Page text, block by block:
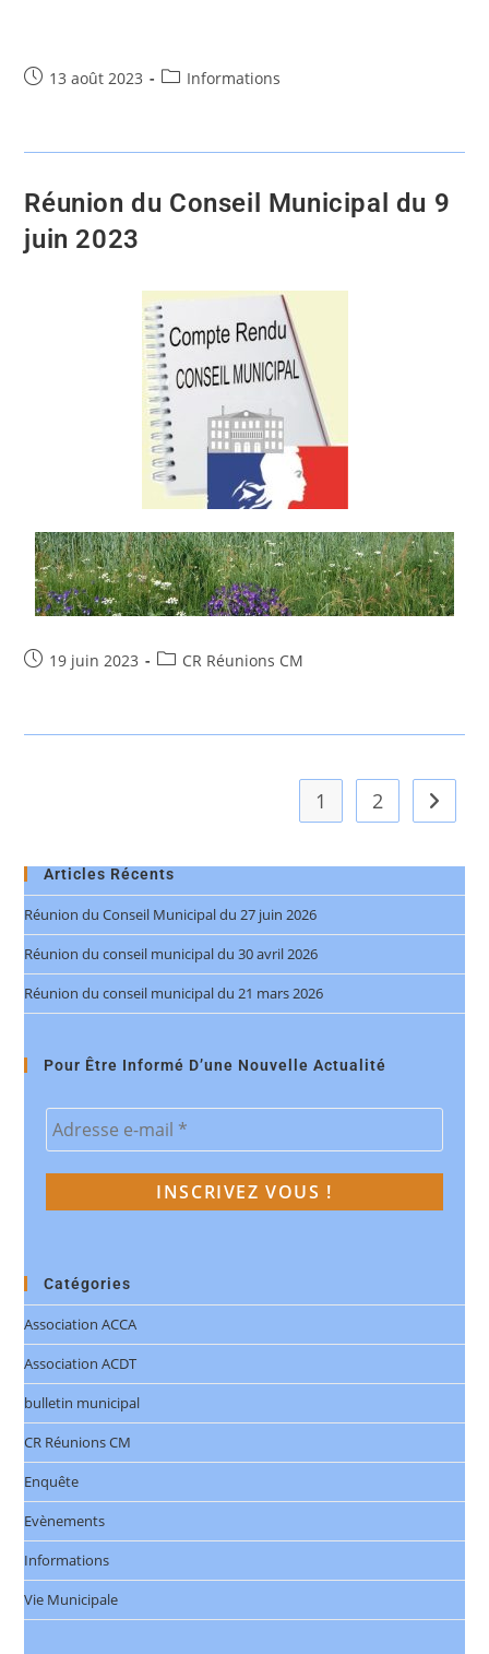
13 août 2023 Informations
Réunion du Conseil Municipal du 9
juin 2023
19 juin 2023 CR Réunions CM
1 2
Articles Récents
Réunion du Conseil Municipal du 27 juin 2026
Réunion du conseil municipal du 30 avril 2026
Réunion du conseil municipal du 21 mars 2026
Pour Être Informé D’une Nouvelle Actualité
Catégories
Association ACCA
Association ACDT
bulletin municipal
CR Réunions CM
Enquête
Evènements
Informations
Vie Municipale